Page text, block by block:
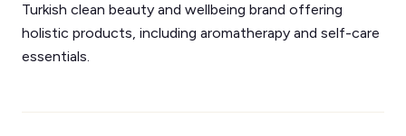
Turkish clean beauty and wellbeing brand offering
holistic products, including aromatherapy and self-care
essentials.